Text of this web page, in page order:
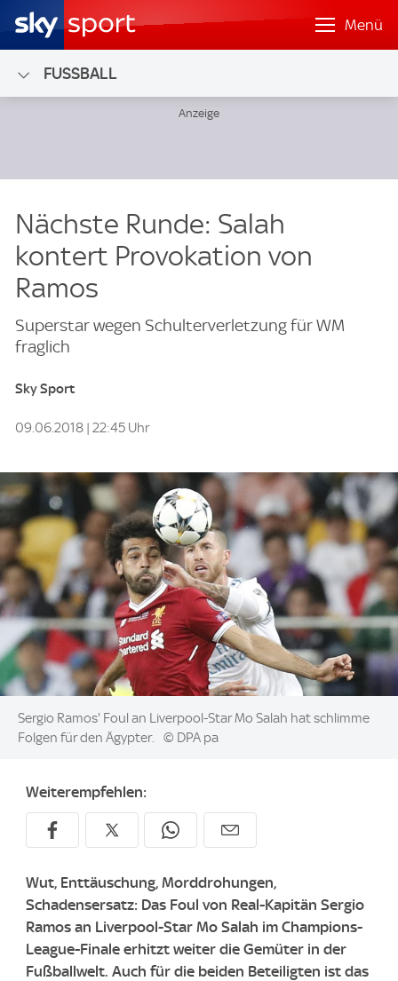
Menü
FUSSBALL
Nächste Runde: Salah
kontert Provokation von
Ramos
Superstar wegen Schulterverletzung für WM
fraglich
Sky Sport
09.06.2018 | 22:45 Uhr
Image:
Sergio Ramos' Foul an Liverpool-Star Mo Salah hat schlimme
Folgen für den Ägypter.
© DPA pa
Weiterempfehlen:
Wut, Enttäuschung, Morddrohungen,
Schadensersatz: Das Foul von Real-Kapitän Sergio
Ramos an Liverpool-Star Mo Salah im Champions-
League-Finale erhitzt weiter die Gemüter in der
Fußballwelt. Auch für die beiden Beteiligten ist das